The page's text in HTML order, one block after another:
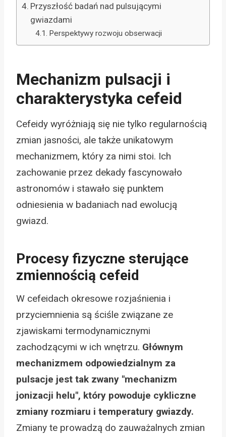
Przyszłość badań nad pulsującymi
gwiazdami
Perspektywy rozwoju obserwacji
Mechanizm pulsacji i
charakterystyka cefeid
Cefeidy wyróżniają się nie tylko regularnością
zmian jasności, ale także unikatowym
mechanizmem, który za nimi stoi. Ich
zachowanie przez dekady fascynowało
astronomów i stawało się punktem
odniesienia w badaniach nad ewolucją
gwiazd.
Procesy fizyczne sterujące
zmiennością cefeid
W cefeidach okresowe rozjaśnienia i
przyciemnienia są ściśle związane ze
zjawiskami termodynamicznymi
zachodzącymi w ich wnętrzu. Głównym
mechanizmem odpowiedzialnym za
pulsacje jest tak zwany "mechanizm
jonizacji helu", który powoduje cykliczne
zmiany rozmiaru i temperatury gwiazdy.
Zmiany te prowadzą do zauważalnych zmian